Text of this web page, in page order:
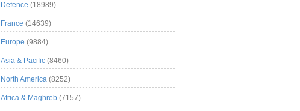
Defence (18989)
France (14639)
Europe (9884)
Asia & Pacific (8460)
North America (8252)
Africa & Maghreb (7157)